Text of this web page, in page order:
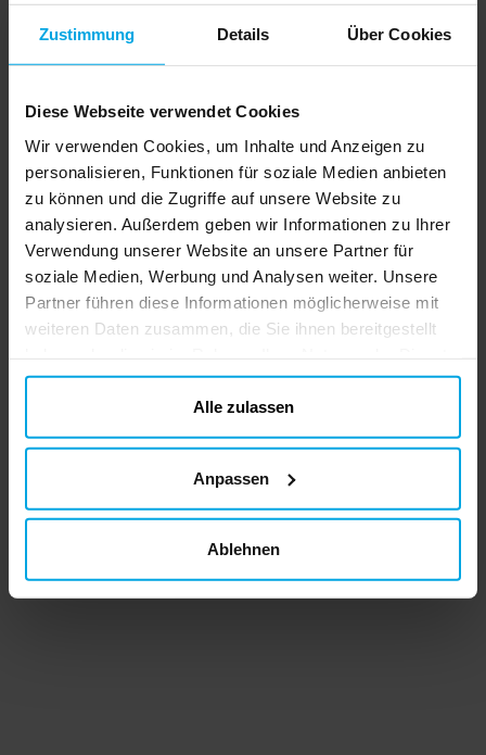
Zustimmung Details Über Cookies
Diese Webseite verwendet Cookies
Wir verwenden Cookies, um Inhalte und Anzeigen zu
personalisieren, Funktionen für soziale Medien anbieten
zu können und die Zugriffe auf unsere Website zu
analysieren. Außerdem geben wir Informationen zu Ihrer
Verwendung unserer Website an unsere Partner für
soziale Medien, Werbung und Analysen weiter. Unsere
Partner führen diese Informationen möglicherweise mit
weiteren Daten zusammen, die Sie ihnen bereitgestellt
gesammelt haben. Ihre Einwilligung können Sie jederzeit.
Alle zulassen
Anpassen
Ablehnen